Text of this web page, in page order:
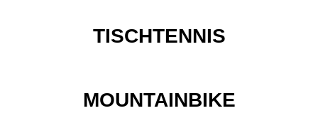
TISCHTENNIS
MOUNTAINBIKE